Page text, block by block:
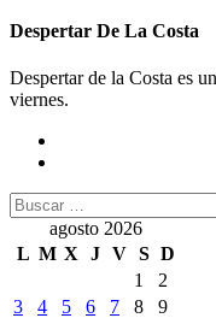
Despertar De La Costa
Despertar de la Costa es
viernes.
Buscar:
agosto 2026
L M X J V S D
1
2
3
4 5 6 7 8
9